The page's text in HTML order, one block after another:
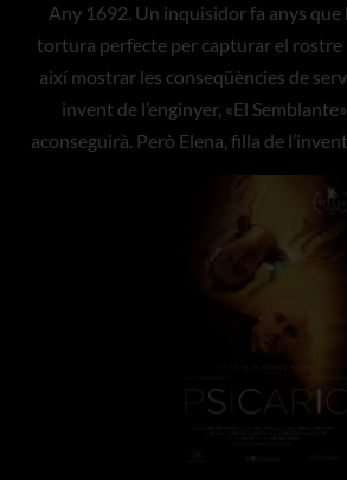
Any 1692. Un inquisidor fa anys que
tortura perfecte per capturar el rostre
així mostrar les conseqüències de
invent de l’enginyer, «El
aconseguirà. Però Elena, filla de